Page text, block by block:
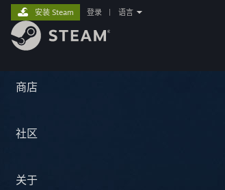
商店
社区
关于
安装 Steam 登录 语言